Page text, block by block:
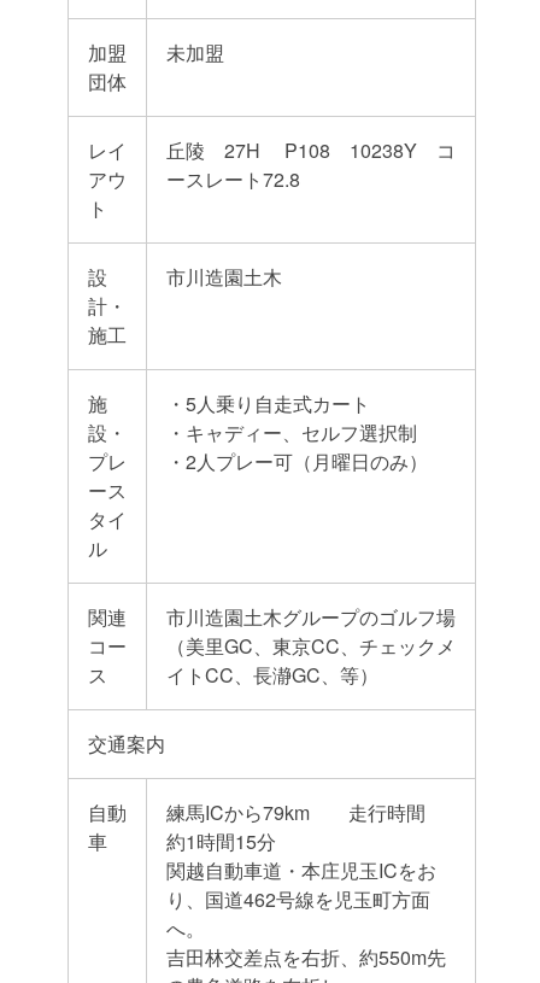
加盟
団体
未加盟
レイ
アウ
ト
丘陵 27H P108 10238Y コ
ースレート72.8
設
計・
施工
市川造園土木
施
設・
プレ
ース
タイ
ル
・5人乗り自走式カート
・キャディー、セルフ選択制
・2人プレー可（月曜日のみ）
関連
コー
ス
市川造園土木グループのゴルフ場
（美里GC、東京CC、チェックメ
イトCC、長瀞GC、等）
交通案内
自動
車
練馬ICから79km 走行時間
約1時間15分
関越自動車道・本庄児玉ICをお
り、国道462号線を児玉町方面
へ。
吉田林交差点を右折、約550m先